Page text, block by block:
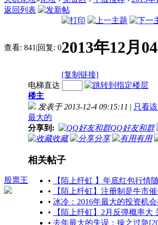
返回列表
查看: 841 |回复: 02013年12月
[复制链接]
股票王
电梯直达
楼主
发表于 2013-12-4 09:15:11 | 只看
最大的
分享到:
QQ好友和群
收藏
分享 有用
相关帖子
•
【陌上纤虹 】年底红包行情
•
【陌上纤虹】注册制是牛市
• 冰冷：2016年最大的投资机
•
【陌上纤虹】2月反弹概率大
• 去年最大的失误：操之过急